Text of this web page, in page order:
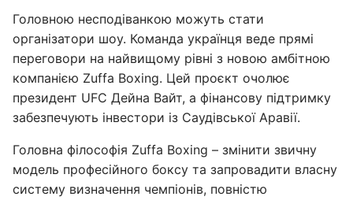
Головною несподіванкою можуть стати
організатори шоу. Команда українця веде прямі
переговори на найвищому рівні з новою амбітною
компанією Zuffa Boxing. Цей проєкт очолює
президент UFC Дейна Вайт, а фінансову підтримку
забезпечують інвестори із Саудівської Аравії.
Головна філософія Zuffa Boxing – змінити звичну
модель професійного боксу та запровадити власну
систему визначення чемпіонів, повністю